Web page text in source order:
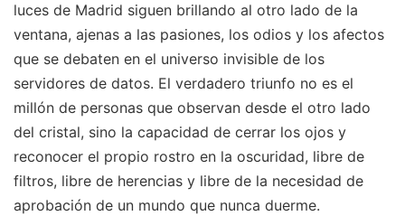
luces de Madrid siguen brillando al otro lado de la
ventana, ajenas a las pasiones, los odios y los afectos
que se debaten en el universo invisible de los
servidores de datos. El verdadero triunfo no es el
millón de personas que observan desde el otro lado
del cristal, sino la capacidad de cerrar los ojos y
reconocer el propio rostro en la oscuridad, libre de
filtros, libre de herencias y libre de la necesidad de
aprobación de un mundo que nunca duerme.